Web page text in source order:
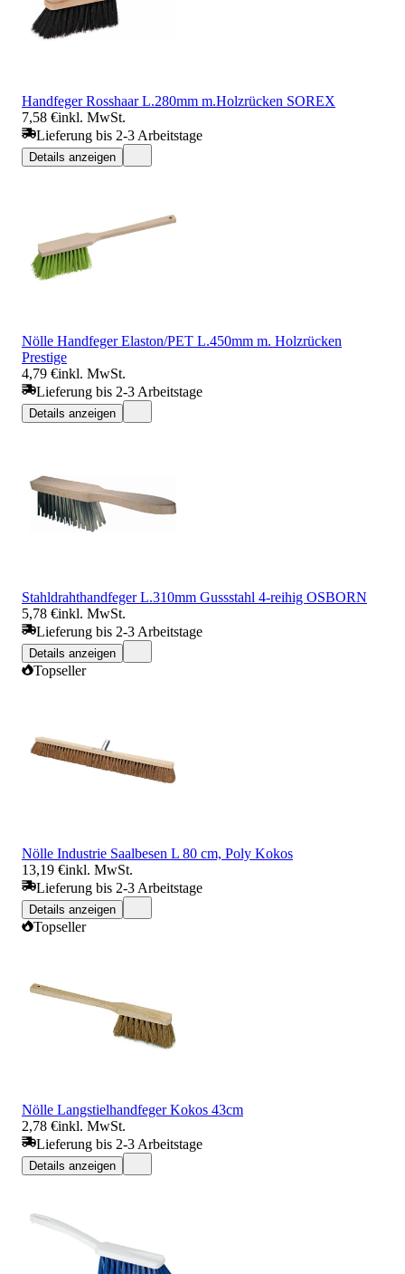
Handfeger Rosshaar L.280mm m.Holzrücken SOREX
7,58 €inkl. MwSt.
Lieferung bis 2-3 Arbeitstage
Details anzeigen
Nölle Handfeger Elaston/PET L.450mm m. Holzrücken
Prestige
4,79 €inkl. MwSt.
Lieferung bis 2-3 Arbeitstage
Details anzeigen
Stahldrahthandfeger L.310mm Gussstahl 4-reihig OSBORN
5,78 €inkl. MwSt.
Lieferung bis 2-3 Arbeitstage
Details anzeigen
Topseller
Nölle Industrie Saalbesen L 80 cm, Poly Kokos
13,19 €inkl. MwSt.
Lieferung bis 2-3 Arbeitstage
Details anzeigen
Topseller
Nölle Langstielhandfeger Kokos 43cm
2,78 €inkl. MwSt.
Lieferung bis 2-3 Arbeitstage
Details anzeigen